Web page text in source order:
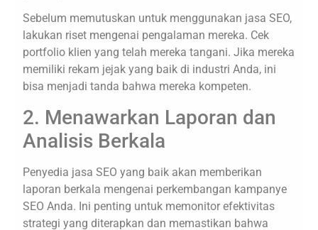
Sebelum memutuskan untuk menggunakan jasa SEO,
lakukan riset mengenai pengalaman mereka. Cek
portfolio klien yang telah mereka tangani. Jika mereka
memiliki rekam jejak yang baik di industri Anda, ini
bisa menjadi tanda bahwa mereka kompeten.
2. Menawarkan Laporan dan
Analisis Berkala
Penyedia jasa SEO yang baik akan memberikan
laporan berkala mengenai perkembangan kampanye
SEO Anda. Ini penting untuk memonitor efektivitas
strategi yang diterapkan dan memastikan bahwa